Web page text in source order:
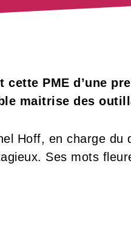
PME d’une
maitrise des
Hoff, en charge du
Ses mots